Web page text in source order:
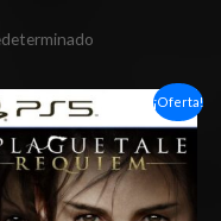
¡Oferta!
Rango
de
precios:
desde
$5.00
hasta
$8.00